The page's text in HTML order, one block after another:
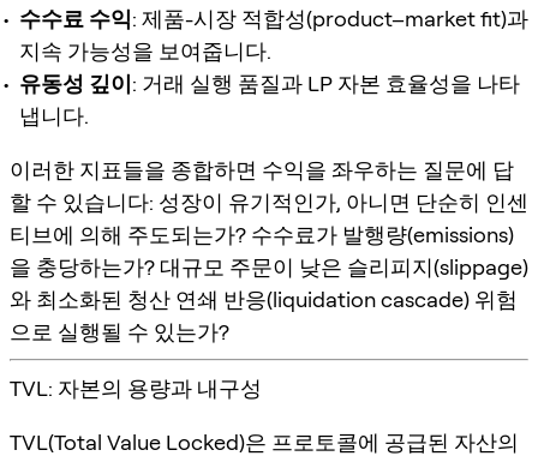
수수료 수익: 제품-시장 적합성(product–market fit)과
지속 가능성을 보여줍니다.
유동성 깊이 : 거래 실행 품질과 LP 자본 효율성을 나타
냅니다.
이러한 지표들을 종합하면 수익을 좌우하는 질문에 답
할 수 있습니다: 성장이 유기적인가, 아니면 단순히 인센
티브에 의해 주도되는가? 수수료가 발행량(emissions)
을 충당하는가? 대규모 주문이 낮은 슬리피지(slippage)
와 최소화된 청산 연쇄 반응(liquidation cascade) 위험
으로 실행될 수 있는가?
TVL: 자본의 용량과 내구성
TVL(Total Value Locked)은 프로토콜에 공급된 자산의